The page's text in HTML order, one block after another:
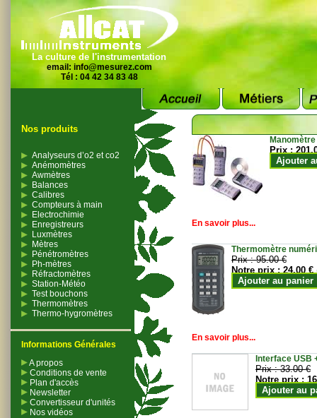
La culture de l'instrumentation
email: info@mesurez.com
Tél : 04 42 34 83 48
Nos produits
Analyseurs d’o2 et co2
Anémomètres
Awmètres
Balances
Calibres
Compteurs à main
Electrochimie
Enregistreurs
Luxmètres
Mètres
Pénétromètres
Ph-mètres
Réfractomètres
Station-Météo
Test bouchons
Thermomètres
Thermo-hygromètres
Informations Générales
A propos
Conditions de vente
Plan d'accès
Newsletter
Convertisseur d'unités
Nos vidéos
Prix :
Ajouter
En savoir plus...
Thermomètre
Prix :95.00 €
Notre prix :24.00 €
Ajouter au panier
En savoir plus...
Interface USB
Prix :33.00 €
Notre prix :
Ajouter au